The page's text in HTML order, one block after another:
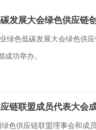
发展大会绿色供应链
都举办
绿色低碳发展大会绿色供
成功举办。
链联盟成员代表大会
色供应链联盟理事会和成